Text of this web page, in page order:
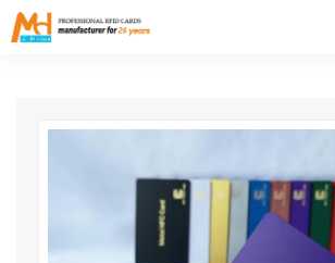
Français
Español